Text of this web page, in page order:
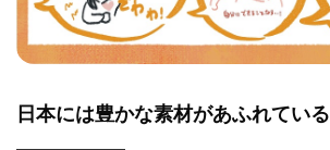
日本には豊かな素材があふれている